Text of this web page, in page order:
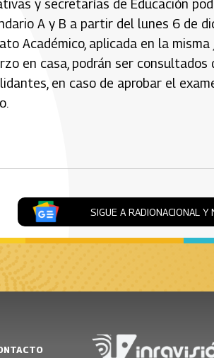
y secretarías de Educación
A y B a partir del lunes 6 de
Académico, aplicada en la
en casa, podrán ser consultados
en caso de aprobar el
SIGUE A RADIONACIONAL Y